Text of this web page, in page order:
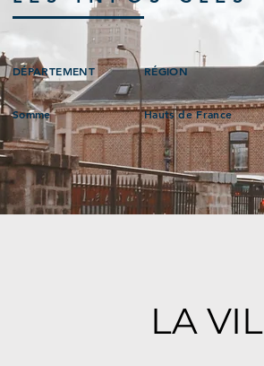
DÉPARTEMENT
Somme
RÉGION
Hauts de France
LA